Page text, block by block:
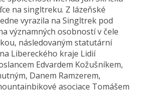
na singltreku. Z lázeňské
vyrazila na Singltrek pod
významných osobností v čele
následovaným statutární
Libereckého kraje Lidií
Edvardem Kožušníkem,
Danem Ramzerem,
asociace Tomášem